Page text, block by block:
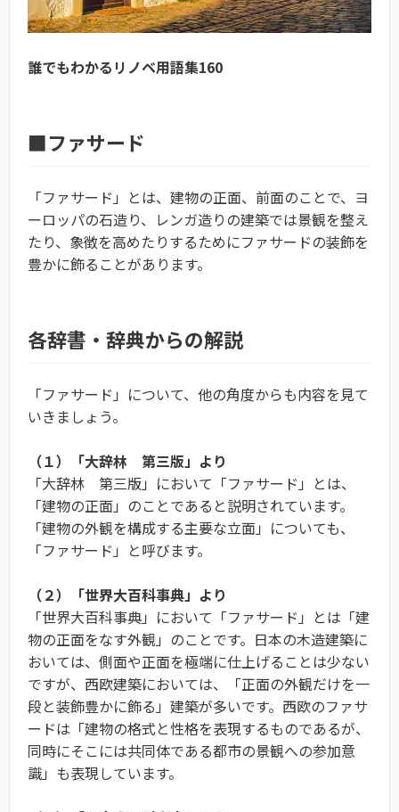
誰でもわかるリノベ用語集160
■ファサード
「ファサード」とは、建物の正面、前面のことで、ヨ
ーロッパの石造り、レンガ造りの建築では景観を整え
たり、象徴を高めたりするためにファサードの装飾を
豊かに飾ることがあります。
各辞書・辞典からの解説
「ファサード」について、他の角度からも内容を見て
いきましょう。
（１）「大辞林 第三版」より
「大辞林 第三版」において「ファサード」とは、
「建物の正面」のことであると説明されています。
「建物の外観を構成する主要な立面」についても、
「ファサード」と呼びます。
（２）「世界大百科事典」より
「世界大百科事典」において「ファサード」とは「建
物の正面をなす外観」のことです。日本の木造建築に
おいては、側面や正面を極端に仕上げることは少ない
ですが、西欧建築においては、「正面の外観だけを一
段と装飾豊かに飾る」建築が多いです。西欧のファサ
ードは「建物の格式と性格を表現するものであるが、
同時にそこには共同体である都市の景観への参加意
識」も表現しています。